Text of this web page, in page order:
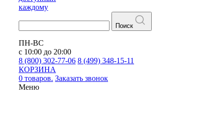
каждому
Поиск
ПН-ВС
с 10:00 до 20:00
8 (800) 302-77-06 8 (499) 348-15-11
КОРЗИНА
0 товаров. Заказать звонок
Меню